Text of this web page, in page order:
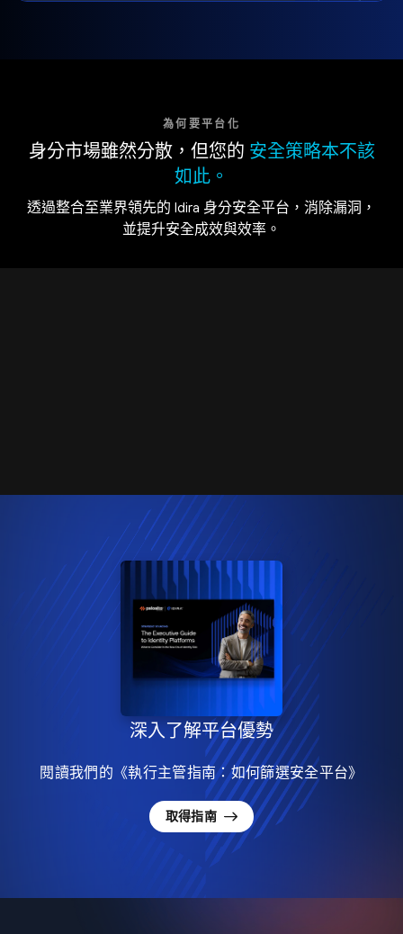
為何要平台化
身分市場雖然分散，但您的 安全策略本不該
如此。
透過整合至業界領先的 Idira 身分安全平台，消除漏洞，
並提升安全成效與效率。
深入了解平台優勢
閱讀我們的《執行主管指南：如何篩選安全平台》
取得指南